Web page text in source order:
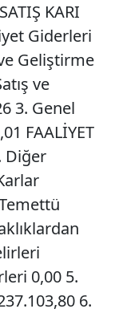
KARI
Giderleri
Geliştirme
ve
3. Genel
FAALİYET
Diğer
0,00 5.
6.